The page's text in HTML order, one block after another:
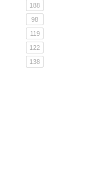
188
98
119
122
138